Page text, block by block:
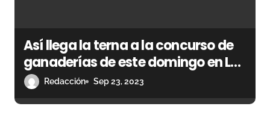
Así llega la terna a la concurso de
ganaderías de este domingo en Las
Ventas
Redacción Sep 23, 2023